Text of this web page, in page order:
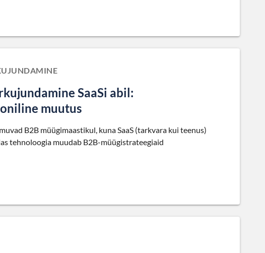
SaaSi abil:
muutus
B2B müügimaastikul, kuna SaaS (tarkvara kui teenus)
tehnoloogia muudab B2B-müügistrateegiaid